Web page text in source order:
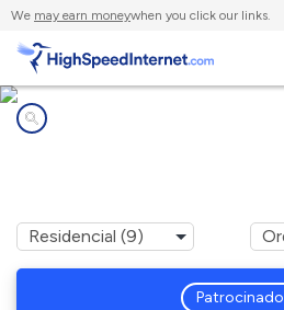
We may earn moneywhen you click our links.
Patrocinado